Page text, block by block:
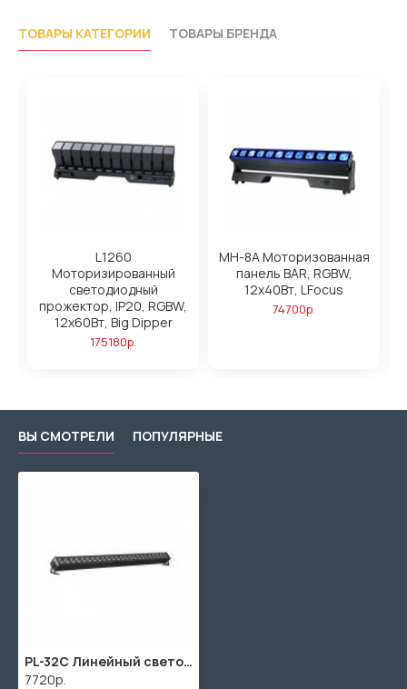
ТОВАРЫ КАТЕГОРИИ ТОВАРЫ БРЕНДА
L1260
Моторизированный
светодиодный
прожектор, IP20, RGBW,
12х60Вт, Big Dipper
175180р.
MH-8A Моторизованная
панель BAR, RGBW,
12х40Вт, LFocus
74700р.
ВЫ СМОТРЕЛИ ПОПУЛЯРНЫЕ
PL-32C Линейный светодиодный прожектор, RGB, 24х3Вт, LFocus
7720р.